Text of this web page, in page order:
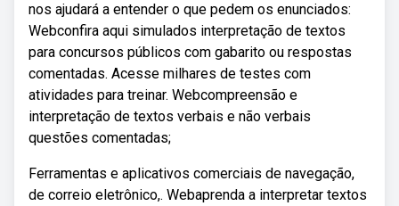
nos ajudará a entender o que pedem os enunciados:
Webconfira aqui simulados interpretação de textos
para concursos públicos com gabarito ou respostas
comentadas. Acesse milhares de testes com
atividades para treinar. Webcompreensão e
interpretação de textos verbais e não verbais
questões comentadas;
Ferramentas e aplicativos comerciais de navegação,
de correio eletrônico,. Webaprenda a interpretar textos